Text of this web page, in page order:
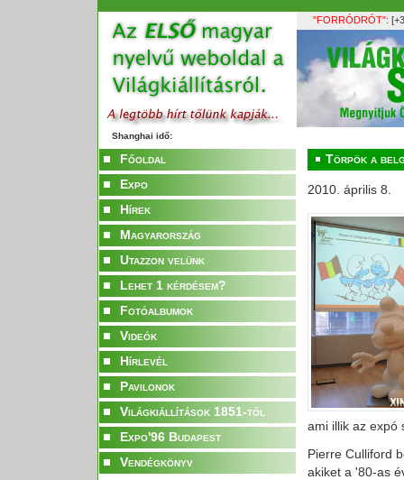
"FORRÓDRÓT":
Shanghai idő:
Főoldal
Expo
Hírek
Magyarország
Utazzon velünk
Lehet 1 kérdésem?
Fotóalbumok
Videók
Hírlevél
Pavilonok
Világkiállítások 1851-től
Expo'96 Budapest
Vendégkönyv
Törpök a
2010. április 8.
ami illik az expó
Pierre Culliford
akiket a '80-as